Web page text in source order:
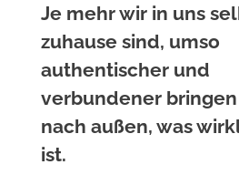
Je mehr wir in uns
zuhause sind, umso
authentischer und
verbundener
nach außen, was
ist.